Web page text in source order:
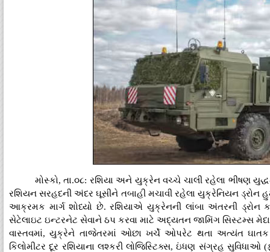
મોસ્કો, તા.૦૮: રશિયા અને યુક્રેન વચ્ચે ચાલી રહેલા ભીષણ
રશિયન સરહદની અંદર ઘૂસીને તબાહી મચાવી રહેલા યુક્રેનિયન
આક્રમક માર્ગ શોધ્યો છે. રશિયાએ યુક્રેનની લાંબા અંતરની ડ્રોન
સેટેલાઇટ ઇન્ટરનેટ સેવાને ઠપ કરવા માટે અદ્યતન જામિંગ સિસ્ટમ્સ
વાસ્તવમાં, યુક્રેને તાજેતરમાં ઓછા ખર્ચે ઓપરેટ થતા અત્યંત ઘાતક
કિલોમીટર દૂર રશિયાના લશ્કરી લોજિસ્ટિક્સ, ઇંધણ સંગ્રહ